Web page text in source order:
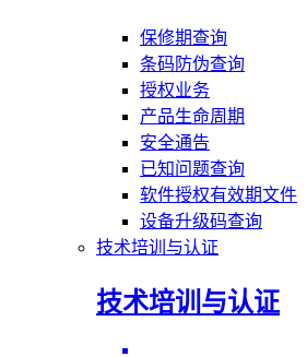
保修期查询
条码防伪查询
授权业务
产品生命周期
安全通告
已知问题查询
软件授权有效期文件
设备升级码查询
技术培训与认证
技术培训与认证